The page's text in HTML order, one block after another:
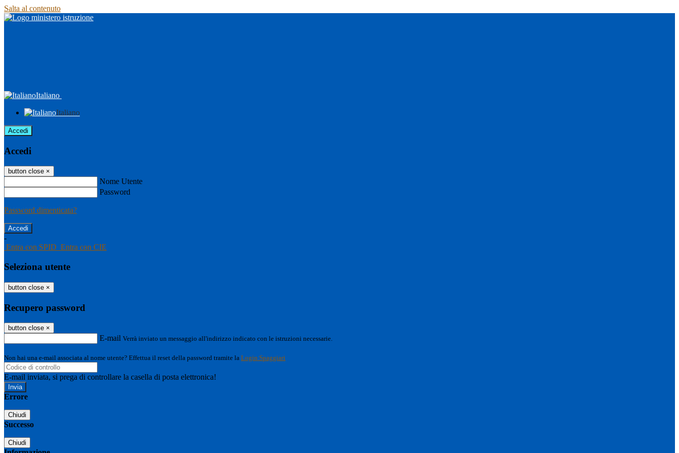
Salta al contenuto
Italiano
Italiano
Accedi
Accedi
button close ×
Nome Utente
Password
Password dimenticata?
-
Entra con SPID Entra con CIE
Seleziona utente
button close ×
Recupero password
button close ×
E-mail Verrà inviato un messaggio all'indirizzo indicato con le istruzioni necessarie.
Non hai una e-mail associata al nome utente? Effettua il reset della password tramite la Login Spaggiari
E-mail inviata, si prega di controllare la casella di posta elettronica!
Errore
Chiudi
Successo
Chiudi